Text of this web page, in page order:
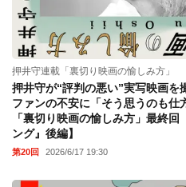
押井守連載「裏切り映画の愉しみ方」
押井守が“評判の悪い”実写映画を
ファンの不安に「そう思うのも仕
「裏切り映画の愉しみ方」最終
ング』後編】
第20回 2026/6/17 19:30